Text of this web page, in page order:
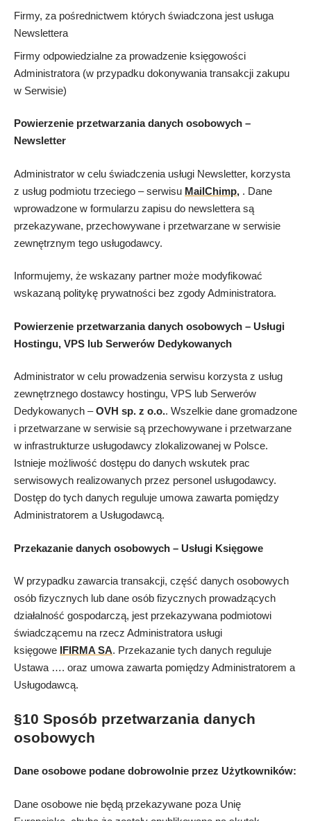
Firmy, za pośrednictwem których świadczona jest usługa
Newslettera
Firmy odpowiedzialne za prowadzenie księgowości
Administratora (w przypadku dokonywania transakcji zakupu
w Serwisie)
Powierzenie przetwarzania danych osobowych –
Newsletter
Administrator w celu świadczenia usługi Newsletter, korzysta
z usług podmiotu trzeciego – serwisu MailChimp, . Dane
wprowadzone w formularzu zapisu do newslettera są
przekazywane, przechowywane i przetwarzane w serwisie
zewnętrznym tego usługodawcy.
Informujemy, że wskazany partner może modyfikować
wskazaną politykę prywatności bez zgody Administratora.
Powierzenie przetwarzania danych osobowych – Usługi
Hostingu, VPS lub Serwerów Dedykowanych
Administrator w celu prowadzenia serwisu korzysta z usług
zewnętrznego dostawcy hostingu, VPS lub Serwerów
Dedykowanych –OVH sp. z o.o.. Wszelkie dane gromadzone
i przetwarzane w serwisie są przechowywane i przetwarzane
w infrastrukturze usługodawcy zlokalizowanej w Polsce.
Istnieje możliwość dostępu do danych wskutek prac
serwisowych realizowanych przez personel usługodawcy.
Dostęp do tych danych reguluje umowa zawarta pomiędzy
Administratorem a Usługodawcą.
Przekazanie danych osobowych – Usługi Księgowe
W przypadku zawarcia transakcji, część danych osobowych
osób fizycznych lub dane osób fizycznych prowadzących
działalność gospodarczą, jest przekazywana podmiotowi
świadczącemu na rzecz Administratora usługi
księgowe IFIRMA SA. Przekazanie tych danych reguluje
Ustawa …. oraz umowa zawarta pomiędzy Administratorem a
Usługodawcą.
§10 Sposób przetwarzania danych
osobowych
Dane osobowe podane dobrowolnie przez Użytkowników:
Dane osobowe nie będą przekazywane poza Unię